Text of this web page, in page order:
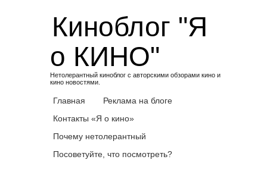
Киноблог "Я
о КИНО"
Нетолерантный киноблог с авторскими обзорами кино и
кино новостями.
Главная
Реклама на блоге
Контакты «Я о кино»
Почему нетолерантный
Посоветуйте, что посмотреть?